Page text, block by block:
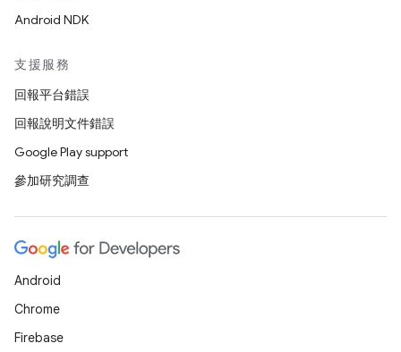
Android NDK
支援服務
回報平台錯誤
回報說明文件錯誤
Google Play support
參加研究調查
Android
Chrome
Firebase